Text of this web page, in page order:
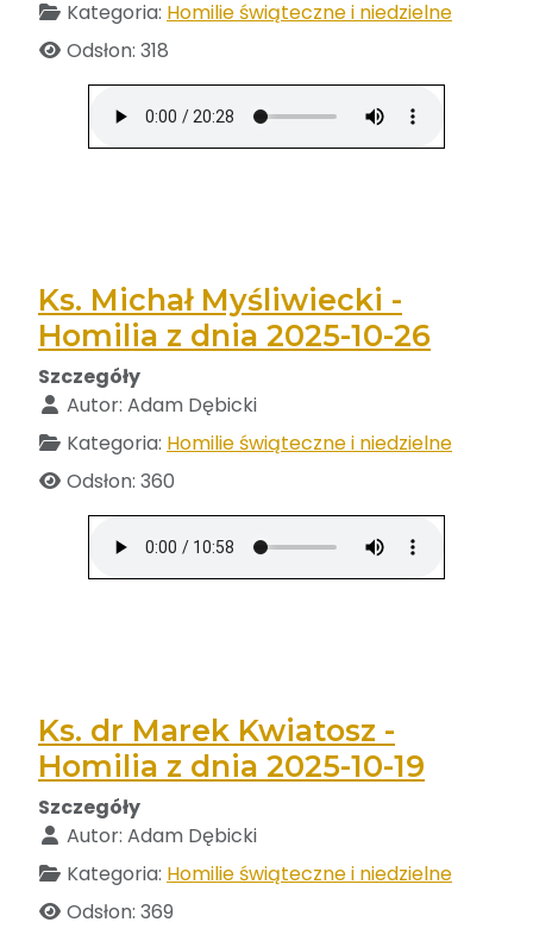
Kategoria: Homilie świąteczne i niedzielne
Odsłon: 318
Ks. Michał Myśliwiecki -
Homilia z dnia 2025-10-26
Szczegóły
Autor: Adam Dębicki
Kategoria: Homilie świąteczne i niedzielne
Odsłon: 360
Ks. dr Marek Kwiatosz -
Homilia z dnia 2025-10-19
Szczegóły
Autor: Adam Dębicki
Kategoria: Homilie świąteczne i niedzielne
Odsłon: 369